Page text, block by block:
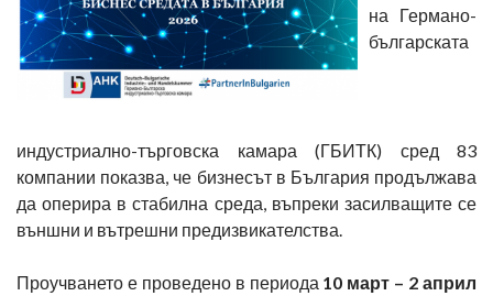
на Германо-
българската
индустриално-търговска камара (ГБИТК) сред 83
компании показва, че бизнесът в България продължава
да оперира в стабилна среда, въпреки засилващите се
външни и вътрешни предизвикателства.
Проучването е проведено в периода 10 март – 2 април